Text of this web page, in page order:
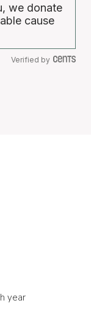
we donate
cause
Verified by
year